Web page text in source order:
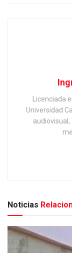
Licenciada
Universidad
Noticias